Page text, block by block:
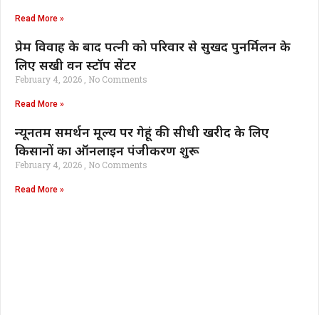
Read More »
प्रेम विवाह के बाद पत्नी को परिवार से सुखद पुनर्मिलन के
लिए सखी वन स्टॉप सेंटर
February 4, 2026 No Comments
Read More »
न्यूनतम समर्थन मूल्य पर गेहूं की सीधी खरीद के लिए
किसानों का ऑनलाइन पंजीकरण शुरू
February 4, 2026 No Comments
Read More »